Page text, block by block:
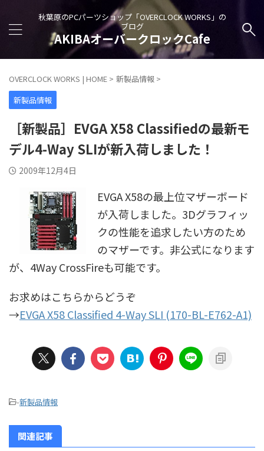
秋葉原のPCパーツショップ「OVERCLOCK WORKS」の
ブログ
AKIBAオーバークロックCafe
OVERCLOCK WORKS | HOME > 新製品情報 >
新製品情報
［新製品］EVGA X58 Classifiedの最新モ
デル4-Way SLIが新入荷しました！
2009年12月4日
EVGA X58の最上位マザーボード
が入荷しました。3Dグラフィッ
クの性能を追求したい方のため
のマザーです。非公式になります
が、4Way CrossFireも可能です。
お求めはこちらからどうぞ
→EVGA X58 Classified 4-Way SLI (170-BL-E762-A1)
-新製品情報
関連記事